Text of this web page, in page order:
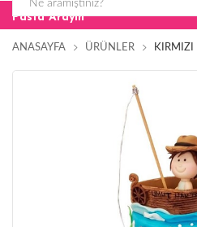
Pasta Arayın
ANASAYFA ÜRÜNLER KIRMIZI